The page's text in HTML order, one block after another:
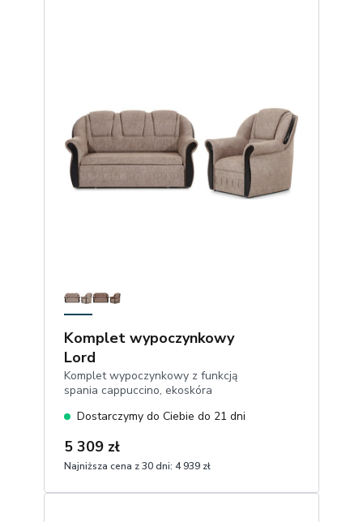
Komplet wypoczynkowy
Lord
Komplet wypoczynkowy z funkcją
spania cappuccino, ekoskóra
Dostarczymy do Ciebie do 21 dni
5 309 zł
Najniższa cena z 30 dni: 4 939 zł
1